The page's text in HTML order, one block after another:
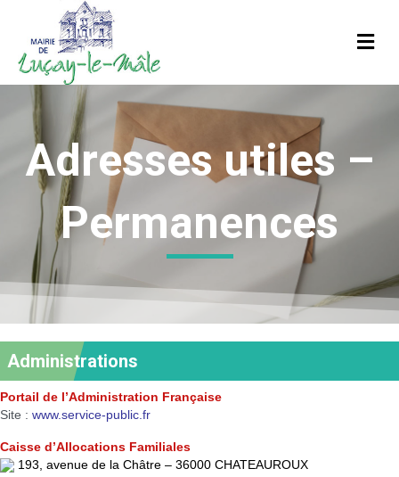
Adresses utiles –
Permanences
Administrations
Portail de l’Administration Française
Site : www.service-public.fr
Caisse d’Allocations Familiales
193, avenue de la Châtre – 36000 CHATEAUROUX